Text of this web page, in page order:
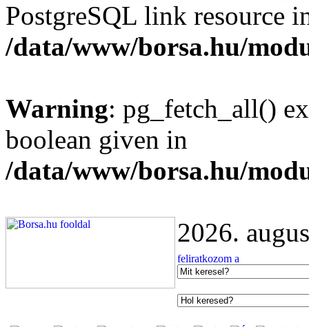
PostgreSQL link resource
/data/www/borsa.hu/
Warning: pg_fetch_all()
boolean given in
/data/www/borsa.hu/
2026.